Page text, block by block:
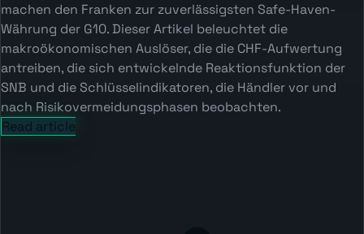
machen den Franken zur zuverlässigsten Safe-Haven-
Währung der G10. Dieser Artikel beleuchtet die
makroökonomischen Auslöser, die die CHF-Aufwertung
antreiben, die sich entwickelnde Reaktionsfunktion der
SNB und die Schlüsselindikatoren, die Händler vor und
nach Risikovermeidungsphasen beobachten.
Read article